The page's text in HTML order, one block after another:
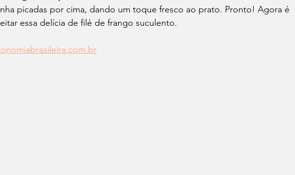
picadas por cima, dando um toque fresco ao prato. Pronto! Agora é
essa delícia de filé de frango suculento.